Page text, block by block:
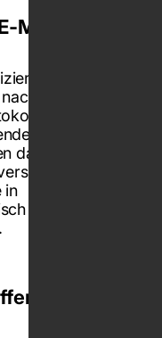
Mail
nutzen wir
dem
(TLS). Auf
darauf hin, dass
in
nicht gänzlich
Person